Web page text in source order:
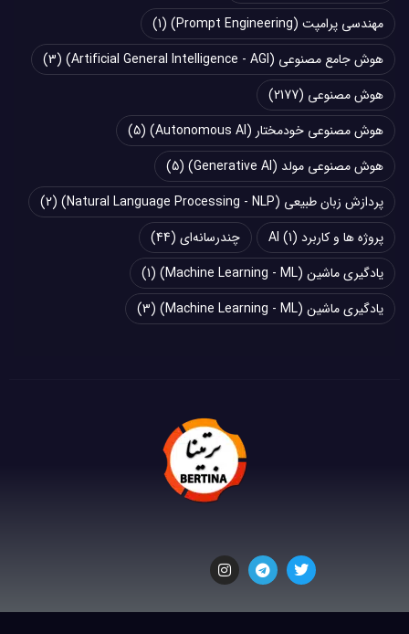
مهندسی پرامپت (Prompt Engineering)
(1)
هوش جامع مصنوعی (Artificial General Intelligence - AGI)
(3)
هوش مصنوعی (2177)
هوش مصنوعی خودمختار (Autonomous AI)
(5)
هوش مصنوعی مولد (Generative AI)
(5)
پردازش زبان طبیعی (Natural Language Processing - NLP)
(2)
پروژه ها و کاربرد AI (1) چند‌‌رسانه‌ای (44)
یادگیری ماشین (Machine Learning - ML)
(1)
یادگیری ماشین (Machine Learning - ML)
(3)